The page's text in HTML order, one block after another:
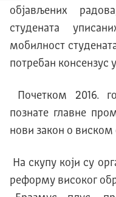
објављених
студената
мобилност
потребан консензус
Почетком 2016.
познате главне
нови закон о виском
На скупу који су
реформу високог